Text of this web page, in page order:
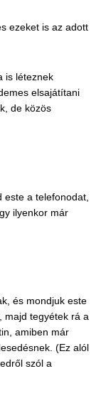
ezeket is az adott
is léteznek
elsajátítani
de közös
este a telefonodat,
ilyenkor már
és mondjuk este
majd tegyétek rá a
amiben már
(Ez alól
szól a